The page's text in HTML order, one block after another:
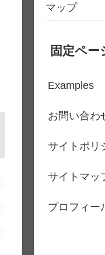
マップ
固定ペー
Examples
お問い合わ
サイトポリ
サイトマッ
プロフィー